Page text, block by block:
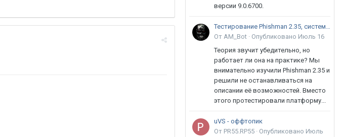
версии 9.0.6700.
Тестирование Phishman 2.35, системы повышения осведомлённости пользователей в сфере ИБ
От AM_Bot · Опубликовано Июль 16
Теория звучит убедительно, но
работает ли она на практике? Мы
внимательно изучили Phishman 2.35 и
решили не останавливаться на
описании её возможностей. Вместо
этого протестировали платформу...
uVS - оффтопик
От PR55.RP55 · Опубликовано Июль